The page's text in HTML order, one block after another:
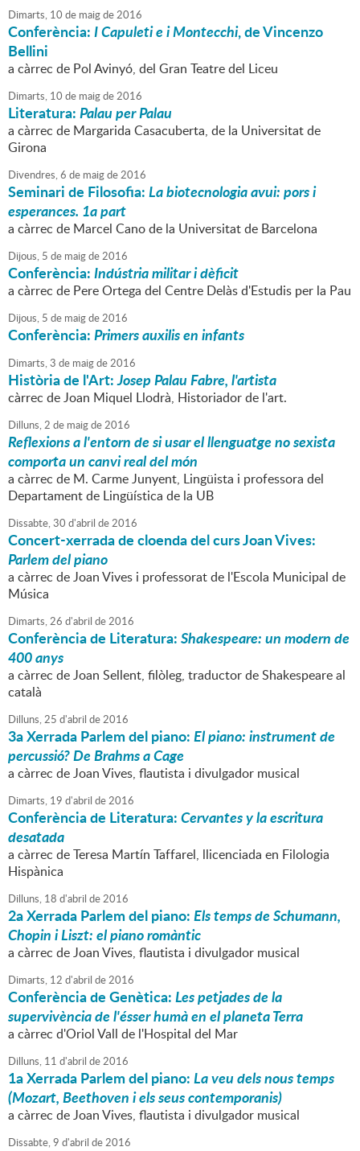
Dimarts, 10 de maigde2016
Conferència:I Capuleti e i Montecchi, de Vincenzo
Bellini
a càrrec de Pol Avinyó, del Gran Teatre del Liceu
Dimarts, 10 de maigde2016
Literatura:Palau per Palau
a càrrec de Margarida Casacuberta, de la Universitat de
Girona
Divendres,6 de maigde2016
Seminari de Filosofia:La biotecnologia avui: pors i
esperances. 1a part
a càrrec de Marcel Cano de la Universitat de Barcelona
Dijous, 5 de maigde2016
Conferència:Indústria militar i dèficit
a càrrec de Pere Ortega del Centre Delàs d'Estudis per la Pau
Dijous, 5 de maigde2016
Conferència:Primers auxilis en infants
Dimarts,3 de maigde2016
Història de l'Art:Josep Palau Fabre, l'artista
càrrec de Joan Miquel Llodrà, Historiador de l'art.
Dilluns,2 de maigde2016
Reflexions a l'entorn de si usar el llenguatge no sexista
comporta un canvi real del món
a càrrec de M. Carme Junyent, Lingüista i professora del
Departament de Lingüística de la UB
Dissabte,30 d'abril de2016
Concert-xerrada de cloenda del curs Joan Vives:
Parlem del piano
a càrrec de Joan Vives i professorat de l'Escola Municipal de
Música
Dimarts,26 d'abril de2016
Conferència de Literatura:Shakespeare: un modern de
400 anys
a càrrec de Joan Sellent, filòleg, traductor de Shakespeare al
català
Dilluns,25 d'abril de2016
3a XerradaParlem del piano:El piano: instrument de
percussió? De Brahms a Cage
a càrrec de Joan Vives, flautista i divulgador musical
Dimarts, 19 d'abril de2016
Conferència de Literatura:Cervantes y la escritura
desatada
a càrrec de Teresa Martín Taffarel, llicenciada en Filologia
Hispànica
Dilluns, 18 d'abril de2016
2a XerradaParlem del piano:Els temps de Schumann,
Chopin i Liszt: el piano romàntic
a càrrec de Joan Vives, flautista i divulgador musical
Dimarts, 12 d'abril de2016
Conferència de Genètica:Les petjades de la
supervivència de l'ésser humà en el planeta Terra
a càrrec d'Oriol Vall de l'Hospital del Mar
Dilluns, 11 d'abril de2016
1a XerradaParlem del piano:La veu dels nous temps
(Mozart, Beethoven i els seus contemporanis)
a càrrec de Joan Vives, flautista i divulgador musical
Dissabte,9 d'abril de2016